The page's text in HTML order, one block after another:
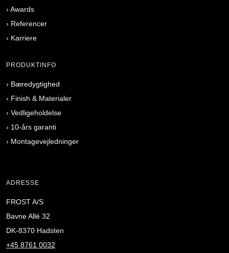
› Awards
› Referencer
› Karriere
PRODUKTINFO
› Bæredygtighed
› Finish & Materialer
› Vedligeholdelse
› 10-års garanti
› Montagevejledninger
ADRESSE
FROST A/S
Bavne Allé 32
DK-8370 Hadsten
+45 8761 0032